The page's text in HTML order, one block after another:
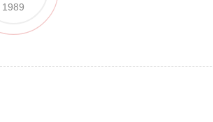
1989